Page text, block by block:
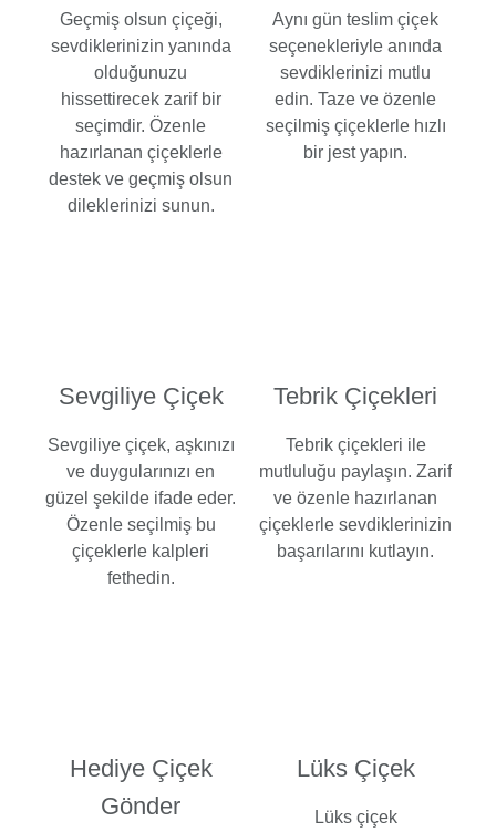
Geçmiş olsun çiçeği,
sevdiklerinizin yanında
olduğunuzu
hissettirecek zarif bir
seçimdir. Özenle
hazırlanan çiçeklerle
destek ve geçmiş olsun
dileklerinizi sunun.
Aynı gün teslim çiçek
seçenekleriyle anında
sevdiklerinizi mutlu
edin. Taze ve özenle
seçilmiş çiçeklerle hızlı
bir jest yapın.
Sevgiliye Çiçek
Sevgiliye çiçek, aşkınızı
ve duygularınızı en
güzel şekilde ifade eder.
Özenle seçilmiş bu
çiçeklerle kalpleri
fethedin.
Tebrik Çiçekleri
Tebrik çiçekleri ile
mutluluğu paylaşın. Zarif
ve özenle hazırlanan
çiçeklerle sevdiklerinizin
başarılarını kutlayın.
Hediye Çiçek
Gönder
Lüks Çiçek
Lüks çiçek